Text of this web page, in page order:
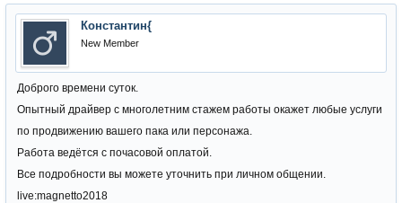
Константин{
New Member
Доброго времени суток.
Опытный драйвер с многолетним стажем работы окажет любые услуги
по продвижению вашего пака или персонажа.
Работа ведётся с почасовой оплатой.
Все подробности вы можете уточнить при личном общении.
live:magnetto2018